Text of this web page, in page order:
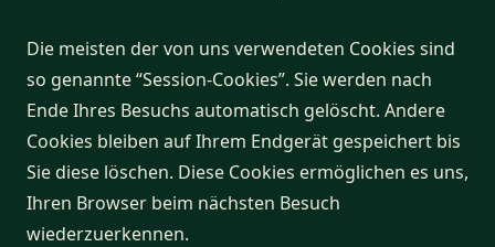
Die meisten der von uns verwendeten Cookies sind
so genannte “Session-Cookies”. Sie werden nach
Ende Ihres Besuchs automatisch gelöscht. Andere
Cookies bleiben auf Ihrem Endgerät gespeichert bis
Sie diese löschen. Diese Cookies ermöglichen es uns,
Ihren Browser beim nächsten Besuch
wiederzuerkennen.